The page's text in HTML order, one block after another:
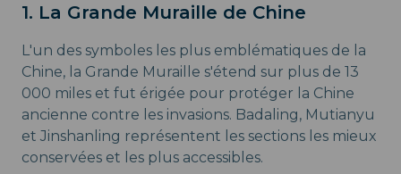
1. La Grande Muraille de Chine
L'un des symboles les plus emblématiques de la
Chine, la Grande Muraille s'étend sur plus de 13
000 miles et fut érigée pour protéger la Chine
ancienne contre les invasions. Badaling, Mutianyu
et Jinshanling représentent les sections les mieux
conservées et les plus accessibles.